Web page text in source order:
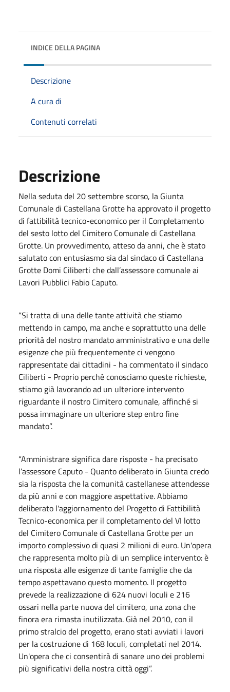
INDICE DELLA PAGINA
Descrizione
A cura di
Contenuti correlati
Descrizione
Nella seduta del 20 settembre scorso, la Giunta
Comunale di Castellana Grotte ha approvato il progetto
di fattibilità tecnico-economico per il Completamento
del sesto lotto del Cimitero Comunale di Castellana
Grotte. Un provvedimento, atteso da anni, che è stato
salutato con entusiasmo sia dal sindaco di Castellana
Grotte Domi Ciliberti che dall’assessore comunale ai
Lavori Pubblici Fabio Caputo.
“Si tratta di una delle tante attività che stiamo
mettendo in campo, ma anche e soprattutto una delle
priorità del nostro mandato amministrativo e una delle
esigenze che più frequentemente ci vengono
rappresentate dai cittadini - ha commentato il sindaco
Ciliberti - Proprio perché conosciamo queste richieste,
stiamo già lavorando ad un ulteriore intervento
riguardante il nostro Cimitero comunale, affinché si
possa immaginare un ulteriore step entro fine
mandato”.
“Amministrare significa dare risposte - ha precisato
l’assessore Caputo - Quanto deliberato in Giunta credo
sia la risposta che la comunità castellanese attendesse
da più anni e con maggiore aspettative. Abbiamo
deliberato l'aggiornamento del Progetto di Fattibilità
Tecnico-economica per il completamento del VI lotto
del Cimitero Comunale di Castellana Grotte per un
importo complessivo di quasi 2 milioni di euro. Un'opera
che rappresenta molto più di un semplice intervento: è
una risposta alle esigenze di tante famiglie che da
tempo aspettavano questo momento. Il progetto
prevede la realizzazione di 624 nuovi loculi e 216
ossari nella parte nuova del cimitero, una zona che
finora era rimasta inutilizzata. Già nel 2010, con il
primo stralcio del progetto, erano stati avviati i lavori
per la costruzione di 168 loculi, completati nel 2014.
Un'opera che ci consentirà di sanare uno dei problemi
più significativi della nostra città oggi”.